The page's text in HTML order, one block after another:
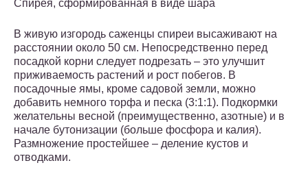
Спирея, сформированная в виде шара
В живую изгородь саженцы спиреи высаживают на
расстоянии около 50 см. Непосредственно перед
посадкой корни следует подрезать – это улучшит
приживаемость растений и рост побегов. В
посадочные ямы, кроме садовой земли, можно
добавить немного торфа и песка (3:1:1). Подкормки
желательны весной (преимущественно, азотные) и в
начале бутонизации (больше фосфора и калия).
Размножение простейшее – деление кустов и
отводками.